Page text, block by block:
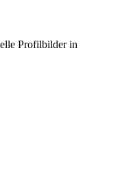
Profilbilder in